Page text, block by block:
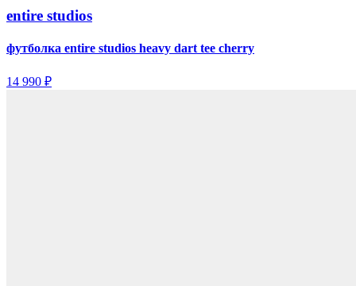
entire studios
футболка entire studios heavy dart tee cherry
14 990 ₽